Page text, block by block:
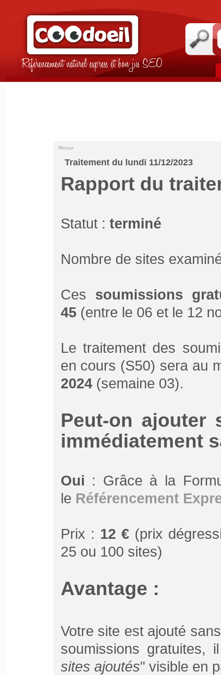
Référencement naturel express et bon jus SEO
Traitement du lundi 11/12/2023
Retour
Rapport du
Statut : terminé
Nombre de sites
Ces soumissions
45(entre le 06 et le 12
Le traitement des
en cours (S50) sera au
2024(semaine 03).
Peut-on ajouter
immédiatement
Oui : Grâce à la
le Référencement
Prix : 12 €(prix
25 ou 100 sites)
Avantage :
Votre site est ajouté
soumissions
sites ajoutés" visible en